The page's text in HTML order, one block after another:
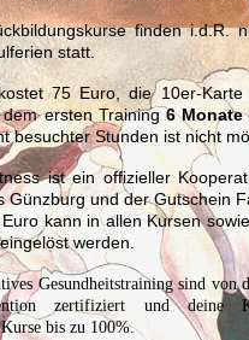
finden i.d.R.
statt.
75 Euro, die 10er-Karte
dem ersten Training6 Monate
besuchter Stunden ist nicht
ist ein offizieller
Günzburg und der Gutschein
kann in allen Kursen
werden.
Gesundheitstraining sind von
zertifiziert und deine
Kurse bis zu 100%.